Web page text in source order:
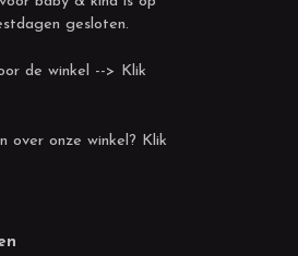
gesloten.
de winkel --> Klik
over onze winkel? Klik